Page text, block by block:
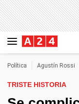
Política Agustín Rossi
TRISTE HISTORIA